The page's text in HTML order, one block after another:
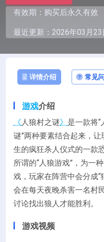
有效期：购买后永久有效
最近更新：2026年03月23
详情介绍 常见
游戏介绍
《人狼村之谜》 是一款将“
谜”两种要素结合起来，让
生的疯狂杀人仪式的一款
所谓的“人狼游戏”，为一
戏，玩家在阵营中会分成“
会在每天夜晚杀害一名村
讨论找出狼人才能胜利。
游戏视频